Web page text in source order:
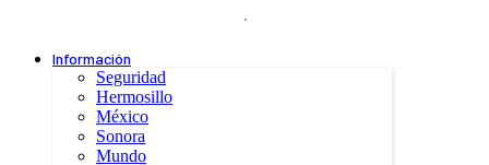
.
Información
Seguridad
Hermosillo
México
Sonora
Mundo